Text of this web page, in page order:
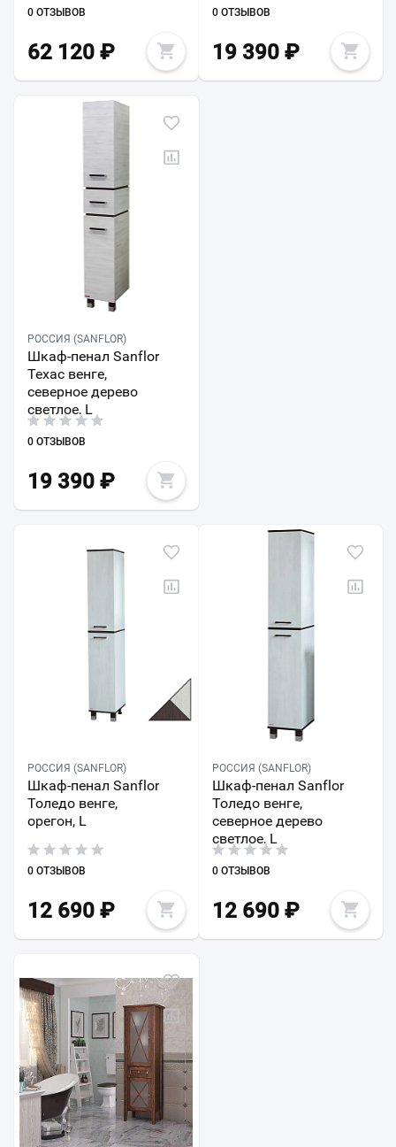
0 ОТЗЫВОВ
62 120 ₽
0 ОТЗЫВОВ
19 390₽
РОССИЯ (SANFLOR)
Шкаф-пенал Sanflor
Техас венге,
северное дерево
светлое, L
0 ОТЗЫВОВ
19 390 ₽
РОССИЯ (SANFLOR)
Шкаф-пенал Sanflor
Толедо венге,
орегон, L
0 ОТЗЫВОВ
12 690 ₽
РОССИЯ (SANFLOR)
Шкаф-пенал Sanflor
Толедо венге,
северное дерево
светлое, L
0 ОТЗЫВОВ
12 690₽